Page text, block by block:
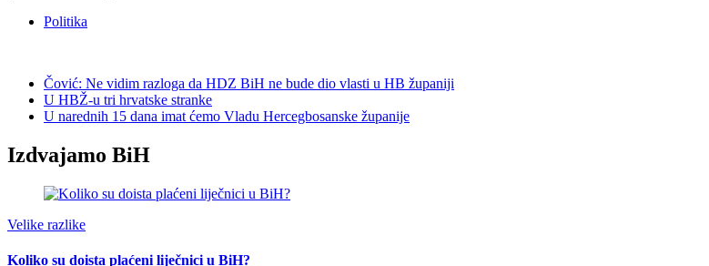
Politika
Čović: Ne vidim razloga da HDZ BiH ne bude dio vlasti u HB županiji
U HBŽ-u tri hrvatske stranke
U narednih 15 dana imat ćemo Vladu Hercegbosanske županije
Izdvajamo BiH
Velike razlike
Koliko su doista plaćeni liječnici u BiH?